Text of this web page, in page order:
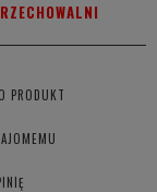
PRODUKT